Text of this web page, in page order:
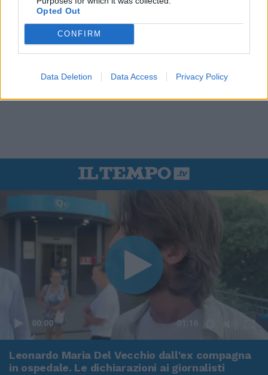
Opted Out
CONFIRM
Data Deletion Data Access Privacy Policy
00:00 01:16
Leonardo Maria Del Vecchio dall'ex compagna
in ospedale. Le dichiarazioni ai giornalisti